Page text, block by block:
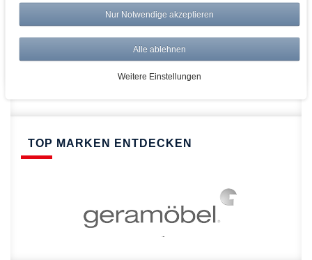
Risikolos: 14 Tage Rückgabe
Über 20.000 Artikel
Schnelle Lieferung
TOP MARKEN ENTDECKEN
Nur Notwendige akzeptieren
Alle ablehnen
Weitere Einstellungen